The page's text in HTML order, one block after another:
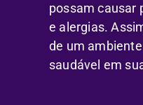
possam causar
e alergias.
de um
saudável em